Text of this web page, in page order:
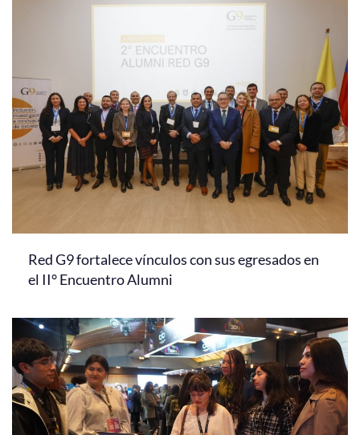
Red G9 fortalece vínculos con sus egresados en
el II° Encuentro Alumni